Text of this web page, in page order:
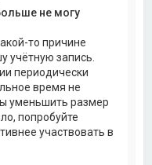
не могу
то причине
учётную запись.
периодически
время не
уменьшить размер
попробуйте
участвовать в